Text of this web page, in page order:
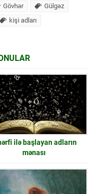
Gövhər
Gülgəz
kişi adları
ilə başlayan adların
mənası